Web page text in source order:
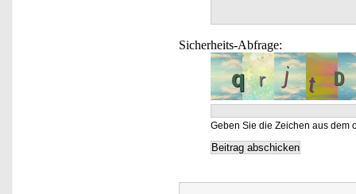
Sicherheits-Abfrage:
Geben Sie die Zeichen aus dem